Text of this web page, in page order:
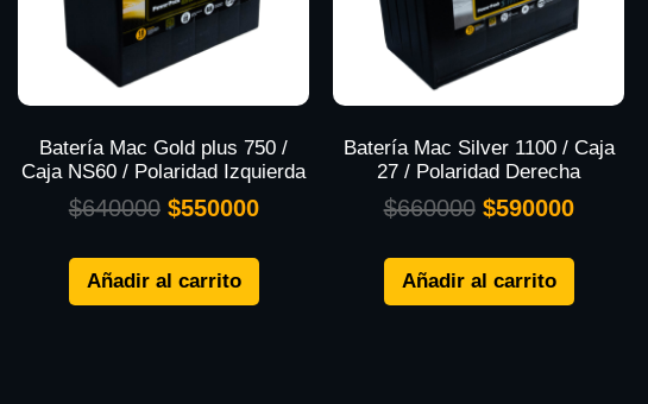
Batería Mac Gold plus 750 /
Caja NS60 / Polaridad Izquierda
$640000 $550000
Añadir al carrito
Batería Mac Silver 1100 / Caja
27 / Polaridad Derecha
$660000 $590000
Añadir al carrito